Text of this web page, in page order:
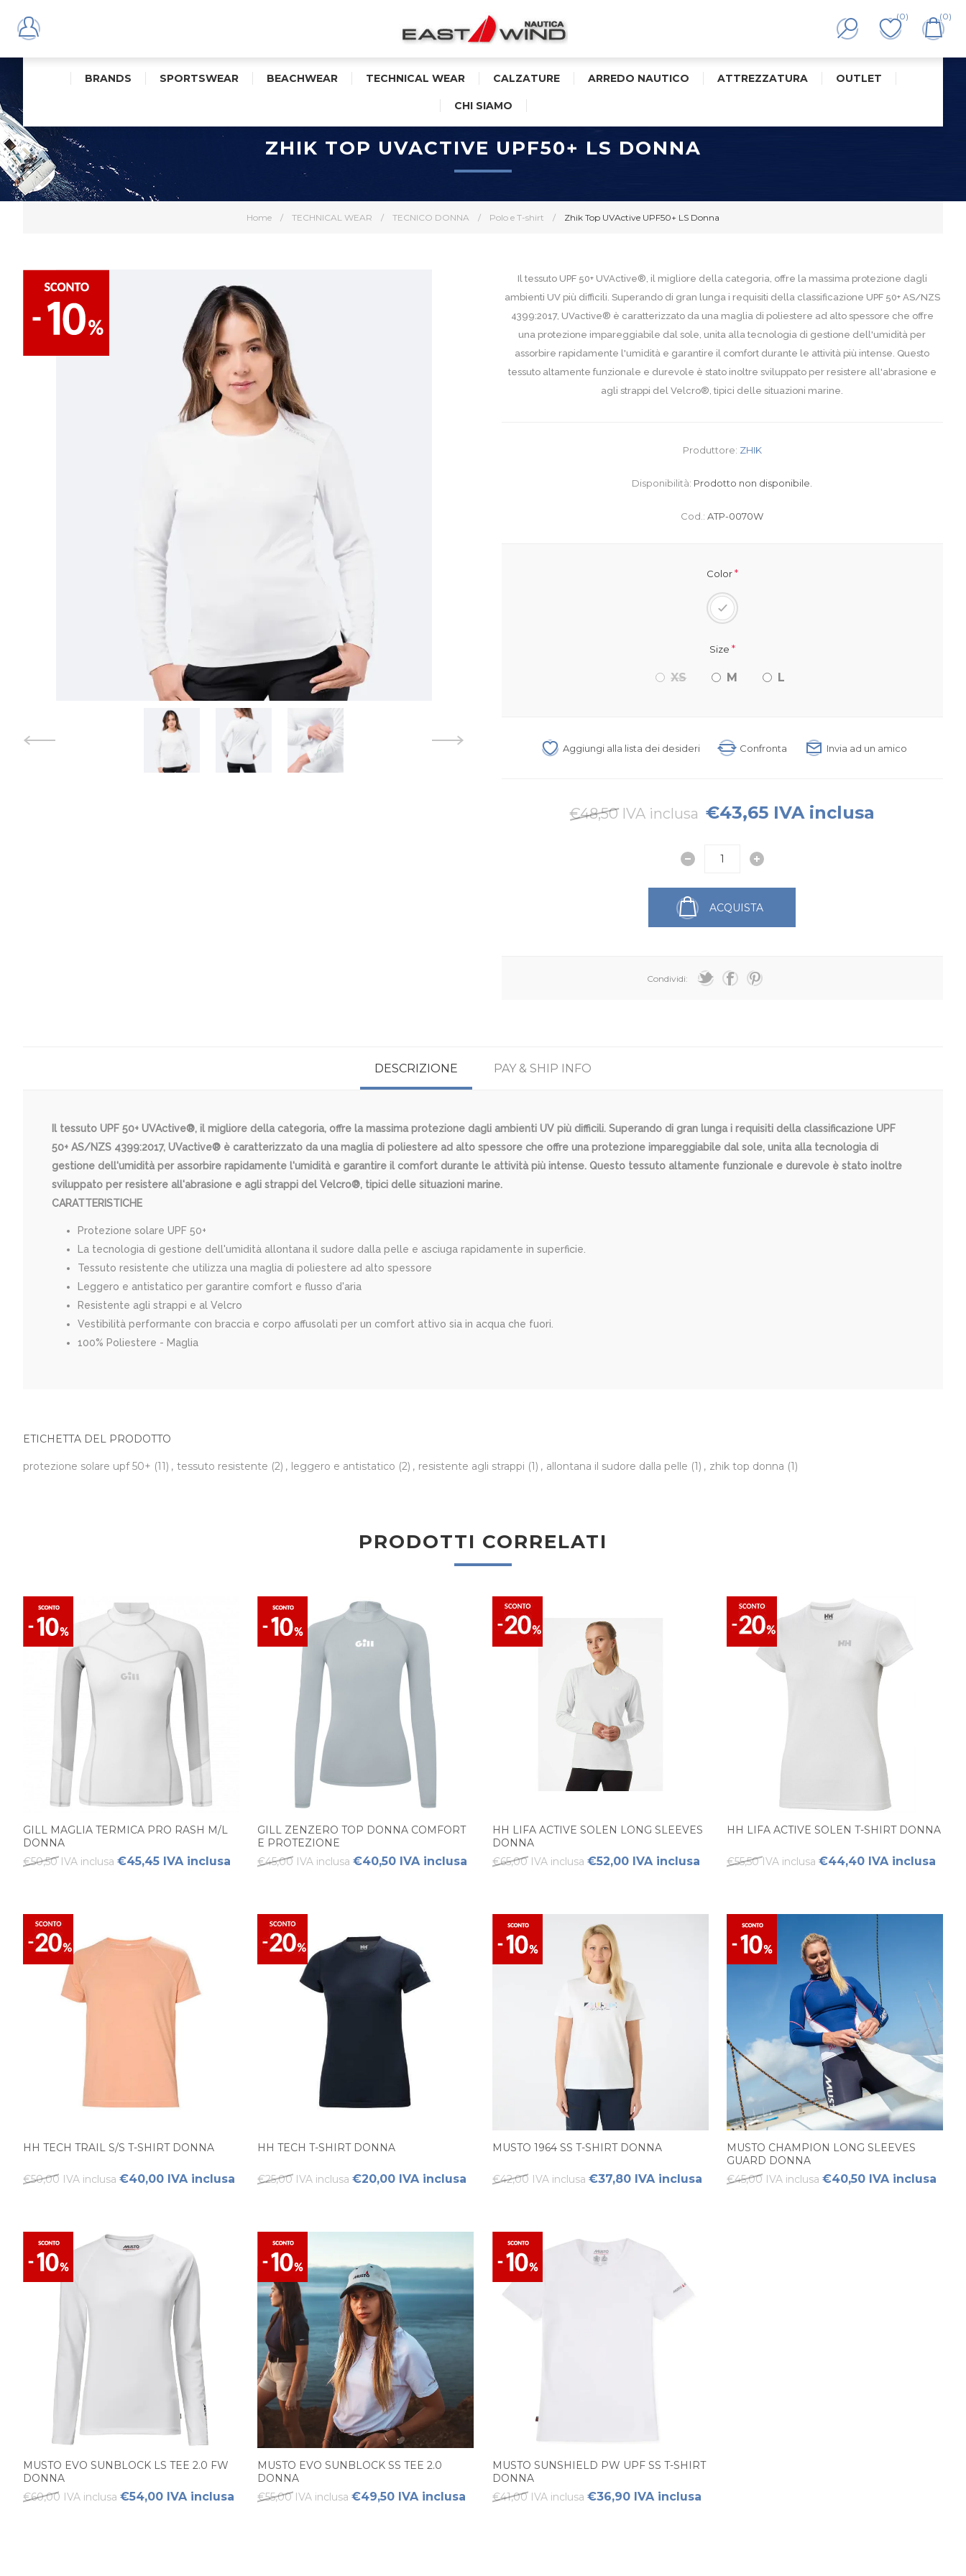
(0) (0)
BRANDS SPORTSWEAR BEACHWEAR TECHNICAL WEAR CALZATURE ARREDO NAUTICO ATTREZZATURA OUTLET
CHI SIAMO
Home / TECHNICAL WEAR / TECNICO DONNA / Polo e T-shirt / Zhik Top UVActive UPF50+ LS Donna
ZHIK TOP UVACTIVE UPF50+ LS DONNA
Il tessuto UPF 50+ UVActive®, il migliore della categoria, offre la massima protezione dagli
ambienti UV più difficili. Superando di gran lunga i requisiti della classificazione UPF 50+ AS/NZS
4399:2017, UVactive® è caratterizzato da una maglia di poliestere ad alto spessore che offre
una protezione impareggiabile dal sole, unita alla tecnologia di gestione dell'umidità per
assorbire rapidamente l'umidità e garantire il comfort durante le attività più intense. Questo
tessuto altamente funzionale e durevole è stato inoltre sviluppato per resistere all'abrasione e
agli strappi del Velcro®, tipici delle situazioni marine.
Produttore: ZHIK
Disponibilità: Prodotto non disponibile.
Cod.: ATP-0070W
Color*
Size *
XS M L
Aggiungi alla lista dei desideri Confronta Invia ad un amico
€48,50 IVA inclusa €43,65 IVA inclusa
ACQUISTA
Condividi:
DESCRIZIONE PAY & SHIP INFO
Il tessuto UPF 50+ UVActive®, il migliore della categoria, offre la massima protezione dagli ambienti UV più difficili. Superando di gran lunga i requisiti della classificazione UPF
50+ AS/NZS 4399:2017, UVactive® è caratterizzato da una maglia di poliestere ad alto spessore che offre una protezione impareggiabile dal sole, unita alla tecnologia di
gestione dell'umidità per assorbire rapidamente l'umidità e garantire il comfort durante le attività più intense. Questo tessuto altamente funzionale e durevole è stato inoltre
sviluppato per resistere all'abrasione e agli strappi del Velcro®, tipici delle situazioni marine.
CARATTERISTICHE
Protezione solare UPF 50+
La tecnologia di gestione dell'umidità allontana il sudore dalla pelle e asciuga rapidamente in superficie.
Tessuto resistente che utilizza una maglia di poliestere ad alto spessore
Leggero e antistatico per garantire comfort e flusso d'aria
Resistente agli strappi e al Velcro
Vestibilità performante con braccia e corpo affusolati per un comfort attivo sia in acqua che fuori.
100% Poliestere - Maglia
ETICHETTA DEL PRODOTTO
protezione solare upf 50+ (11) , tessuto resistente (2) , leggero e antistatico (2) , resistente agli strappi (1) , allontana il sudore dalla pelle (1) , zhik top donna (1)
PRODOTTI CORRELATI
GILL MAGLIA TERMICA PRO RASH M/L
DONNA
€50,50 IVA inclusa €45,45 IVA inclusa
GILL ZENZERO TOP DONNA COMFORT
E PROTEZIONE
€45,00 IVA inclusa €40,50 IVA inclusa
HH LIFA ACTIVE SOLEN LONG SLEEVES
DONNA
€65,00 IVA inclusa €52,00 IVA inclusa
HH LIFA ACTIVE SOLEN T-SHIRT DONNA
€55,50 IVA inclusa €44,40 IVA inclusa
HH TECH TRAIL S/S T-SHIRT DONNA
€50,00 IVA inclusa €40,00 IVA inclusa
HH TECH T-SHIRT DONNA
€25,00 IVA inclusa €20,00 IVA inclusa
MUSTO 1964 SS T-SHIRT DONNA
€42,00 IVA inclusa €37,80 IVA inclusa
MUSTO CHAMPION LONG SLEEVES
GUARD DONNA
€45,00 IVA inclusa €40,50 IVA inclusa
MUSTO EVO SUNBLOCK LS TEE 2.0 FW
DONNA
€60,00 IVA inclusa €54,00 IVA inclusa
MUSTO EVO SUNBLOCK SS TEE 2.0
DONNA
€55,00 IVA inclusa €49,50 IVA inclusa
MUSTO SUNSHIELD PW UPF SS T-SHIRT
DONNA
€41,00 IVA inclusa €36,90 IVA inclusa